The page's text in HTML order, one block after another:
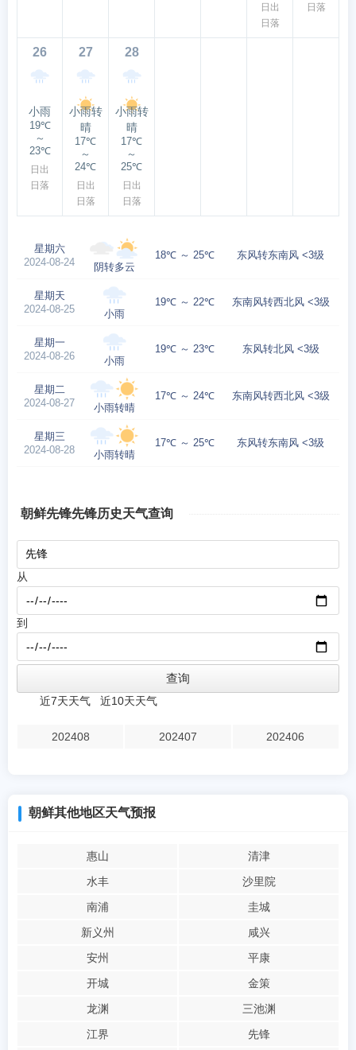
日出
日落
日落
26
小雨
19℃
～
23℃
日出
日落
27
小雨转
晴
17℃
～
24℃
日出
日落
28
小雨转
晴
17℃
～
25℃
日出
日落
星期六
2024-08-24
阴转多云
18℃ ～ 25℃ 东风转东南风 <3级
星期天
2024-08-25
小雨
19℃ ～ 22℃ 东南风转西北风 <3级
星期一
2024-08-26
小雨
19℃ ～ 23℃ 东风转北风 <3级
星期二
2024-08-27
小雨转晴
17℃ ～ 24℃ 东南风转西北风 <3级
星期三
2024-08-28
小雨转晴
17℃ ～ 25℃ 东风转东南风 <3级
朝鲜先锋先锋历史天气查询
从
到
近7天天气 近10天天气
202408 202407 202406
朝鲜其他地区天气预报
惠山
清津
水丰
沙里院
南浦
圭城
新义州
咸兴
安州
平康
开城
金策
龙渊
三池渊
江界
先锋